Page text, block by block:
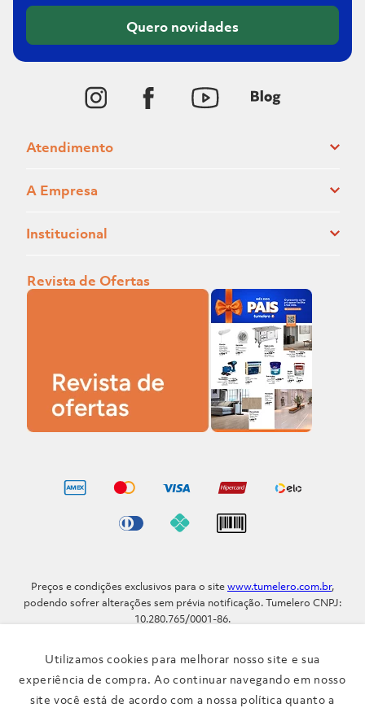
Utilizamos cookies para melhorar nosso site e sua
experiência de compra. Ao continuar navegando em nosso
site você está de acordo com a nossa política quanto a
Quero novidades
Atendimento
A Empresa
Institucional
Revista de Ofertas
Preços e condições exclusivos para o sitewww.tumelero.com.br,
podendo sofrer alterações sem prévia notificação. Tumelero CNPJ:
10.280.765/0001-86.
91.110-001
Telefone: (51) 3371-9290